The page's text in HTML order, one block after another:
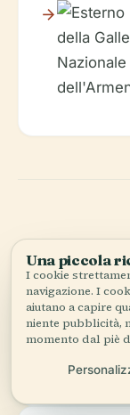
Una piccola
I cookie
navigazione. I
aiutano a capire
niente pubblicità,
momento dal piè